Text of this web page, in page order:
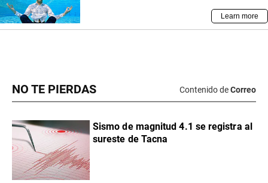
NO TE PIERDAS Contenido deCorreo
Sismo de magnitud 4.1 se registra al
sureste de Tacna